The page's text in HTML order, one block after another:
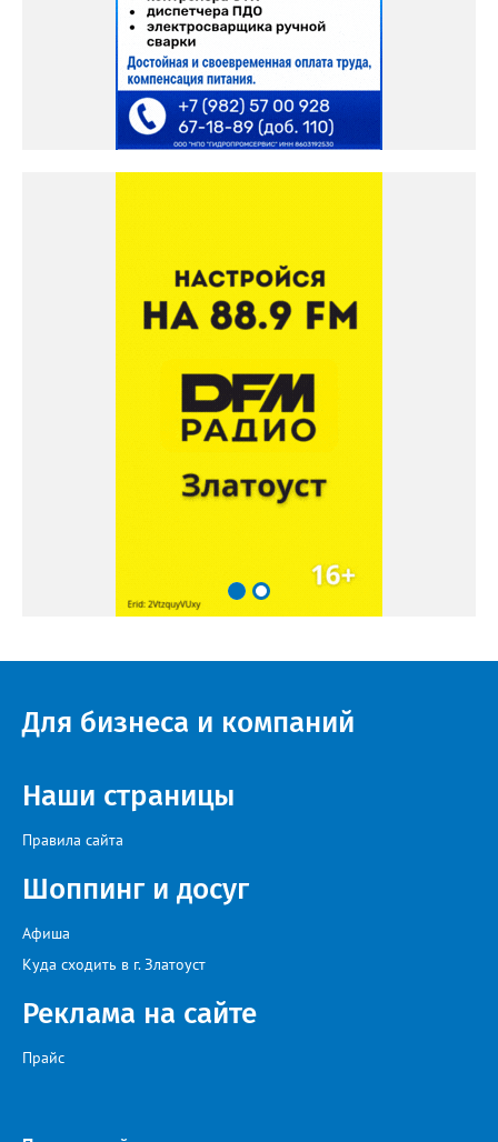
Для бизнеса и компаний
Наши страницы
Правила сайта
Шоппинг и досуг
Афиша
Куда сходить в г. Златоуст
Реклама на сайте
Прайс